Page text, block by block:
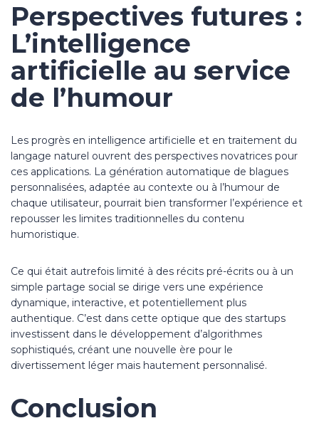
Perspectives futures :
L’intelligence
artificielle au service
de l’humour
Les progrès en intelligence artificielle et en traitement du
langage naturel ouvrent des perspectives novatrices pour
ces applications. La génération automatique de blagues
personnalisées, adaptée au contexte ou à l’humour de
chaque utilisateur, pourrait bien transformer l’expérience et
repousser les limites traditionnelles du contenu
humoristique.
Ce qui était autrefois limité à des récits pré-écrits ou à un
simple partage social se dirige vers une expérience
dynamique, interactive, et potentiellement plus
authentique. C’est dans cette optique que des startups
investissent dans le développement d’algorithmes
sophistiqués, créant une nouvelle ère pour le
divertissement léger mais hautement personnalisé.
Conclusion